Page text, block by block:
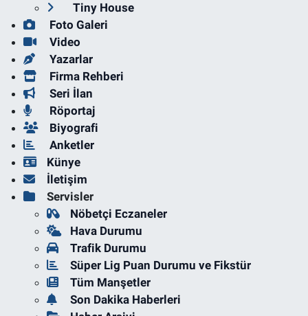
Tiny House
Foto Galeri
Video
Yazarlar
Firma Rehberi
Seri İlan
Röportaj
Biyografi
Anketler
Künye
İletişim
Servisler
Nöbetçi Eczaneler
Hava Durumu
Trafik Durumu
Süper Lig Puan Durumu ve Fikstür
Tüm Manşetler
Son Dakika Haberleri